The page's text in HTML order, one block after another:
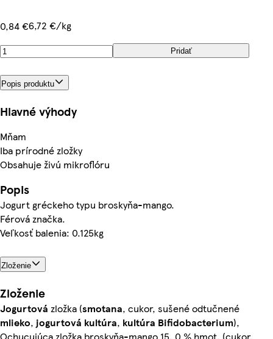
0,84 €6,72 €/kg
Pridať
Popis produktu
Hlavné výhody
Mňam
Iba prírodné zložky
Obsahuje živú mikroflóru
Popis
Jogurt gréckeho typu broskyňa-mango.
Férová značka.
Veľkosť balenia: 0.125kg
Zloženie
Zloženie
Jogurtová zložka (smotana, cukor, sušené odtučnené
mlieko, jogurtová kultúra, kultúra Bifidobacterium),
Ochucujúca zložka broskyňa-mango 15, 0 % hmot. (cukor,